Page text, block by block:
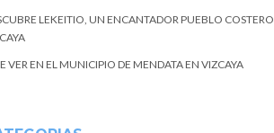
LEKEITIO, UN ENCANTADOR PUEBLO
VER EN EL MUNICIPIO DE MENDATA EN VIZCAYA